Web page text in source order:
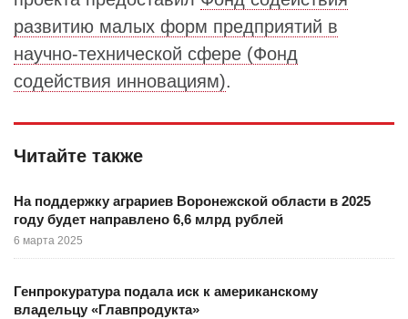
развитию малых форм предприятий в
научно-технической сфере (Фонд
содействия инновациям).
Читайте также
На поддержку аграриев Воронежской области в 2025
году будет направлено 6,6 млрд рублей
6 марта 2025
Генпрокуратура подала иск к американскому
владельцу «Главпродукта»